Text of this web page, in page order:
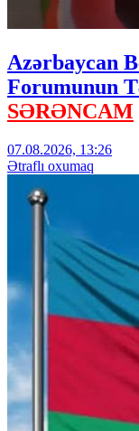
Azərbaycan
Forumunun
SƏRƏNCAM
07.08.2026, 13:26
Ətraflı oxumaq